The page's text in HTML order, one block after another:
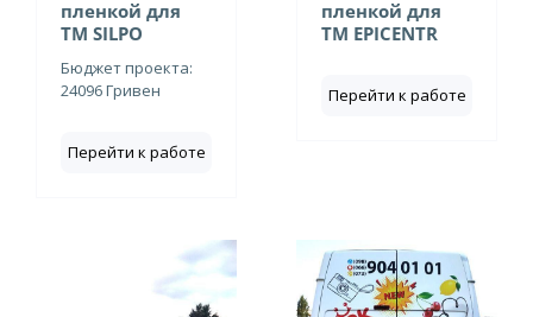
пленкой для
ТМ SILPO
Бюджет проекта:
24096 Гривен
Перейти к работе
пленкой для
ТМ EPICENTR
Перейти к работе